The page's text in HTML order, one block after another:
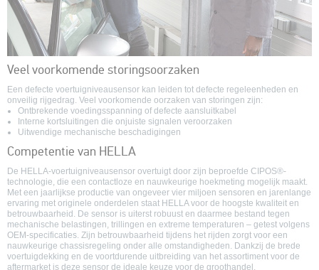
Veel voorkomende storingsoorzaken
Een defecte voertuigniveausensor kan leiden tot defecte regeleenheden en
onveilig rijgedrag. Veel voorkomende oorzaken van storingen zijn:
Ontbrekende voedingsspanning of defecte aansluitkabel
Interne kortsluitingen die onjuiste signalen veroorzaken
Uitwendige mechanische beschadigingen
Competentie van HELLA
De HELLA-voertuigniveausensor overtuigt door zijn beproefde CIPOS®-
technologie, die een contactloze en nauwkeurige hoekmeting mogelijk maakt.
Met een jaarlijkse productie van ongeveer vier miljoen sensoren en jarenlange
ervaring met originele onderdelen staat HELLA voor de hoogste kwaliteit en
betrouwbaarheid. De sensor is uiterst robuust en daarmee bestand tegen
mechanische belastingen, trillingen en extreme temperaturen – getest volgens
OEM-specificaties. Zijn betrouwbaarheid tijdens het rijden zorgt voor een
nauwkeurige chassisregeling onder alle omstandigheden. Dankzij de brede
voertuigdekking en de voortdurende uitbreiding van het assortiment voor de
aftermarket is deze sensor de ideale keuze voor de groothandel.